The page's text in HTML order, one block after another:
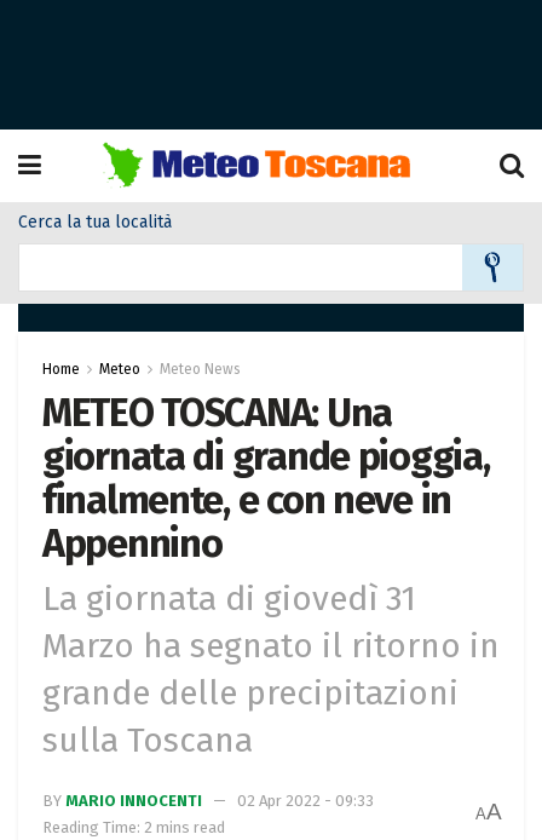
Cerca la tua località
Home Meteo Meteo News
METEO TOSCANA: Una
giornata di grande pioggia,
finalmente, e con neve in
Appennino
La giornata di giovedì 31
Marzo ha segnato il ritorno in
grande delle precipitazioni
sulla Toscana
BY MARIO INNOCENTI
02 Apr 2022 - 09:33
Reading Time: 2 mins read
AA